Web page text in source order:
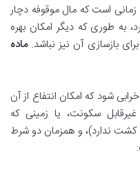
زمانی است که مال موقوفه دچار
به طوری که دیگر امکان بهره
بازسازی آن نیز نباشد.ماده
شود که امکان انتفاع از آن
سکونت، یا زمینی که
ندارد)، و همزمان دو شرط